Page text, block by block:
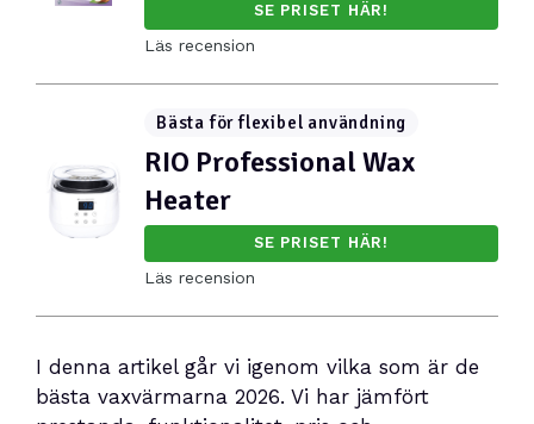
SE PRISET HÄR!
Läs recension
Bästa för flexibel användning
RIO Professional Wax
Heater
SE PRISET HÄR!
Läs recension
I denna artikel går vi igenom vilka som är de
bästa vaxvärmarna 2026. Vi har jämfört